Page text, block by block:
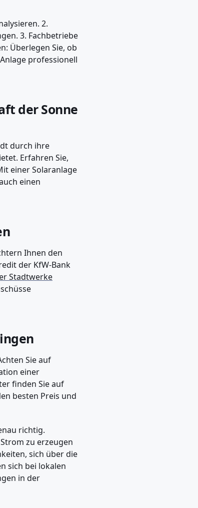
2.
3. Fachbetriebe
Überlegen Sie, ob
professionell
der Sonne
durch ihre
Erfahren Sie,
einer Solaranlage
einen
Ihnen den
der KfW-Bank
Stadtwerke
Sie auf
einer
finden Sie auf
besten Preis und
richtig.
zu erzeugen
sich über die
sich bei lokalen
in der